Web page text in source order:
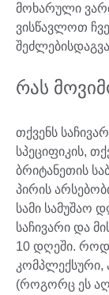
მოხარული
ვისწავლოთ
რას
თქვენს
სპეციფიკის,
ბრიტანეთის
პირის
სამი სამუშაო
საჩივარი და
10 დღეში.
კომპლექსური,
(როგორც ეს